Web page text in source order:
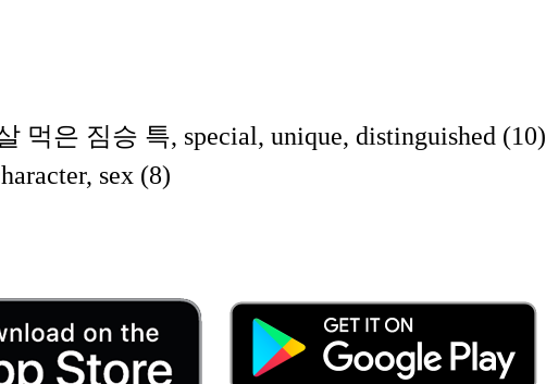
은 짐승 특, special, unique, distinguished (10)
sex (8)